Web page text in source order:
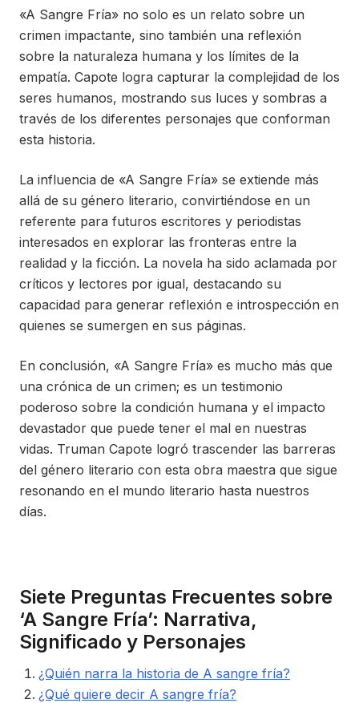
«A Sangre Fría» no solo es un relato sobre un
crimen impactante, sino también una reflexión
sobre la naturaleza humana y los límites de la
empatía. Capote logra capturar la complejidad de los
seres humanos, mostrando sus luces y sombras a
través de los diferentes personajes que conforman
esta historia.
La influencia de «A Sangre Fría» se extiende más
allá de su género literario, convirtiéndose en un
referente para futuros escritores y periodistas
interesados en explorar las fronteras entre la
realidad y la ficción. La novela ha sido aclamada por
críticos y lectores por igual, destacando su
capacidad para generar reflexión e introspección en
quienes se sumergen en sus páginas.
En conclusión, «A Sangre Fría» es mucho más que
una crónica de un crimen; es un testimonio
poderoso sobre la condición humana y el impacto
devastador que puede tener el mal en nuestras
vidas. Truman Capote logró trascender las barreras
del género literario con esta obra maestra que sigue
resonando en el mundo literario hasta nuestros
días.
Siete Preguntas Frecuentes sobre
‘A Sangre Fría’: Narrativa,
Significado y Personajes
¿Quién narra la historia de A sangre fría?
¿Qué quiere decir A sangre fría?